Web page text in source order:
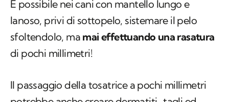
È possibile nei cani con mantello lungo e
lanoso, privi di sottopelo, sistemare il pelo
sfoltendolo, ma mai effettuando una rasatura
di pochi millimetri!
Il passaggio della tosatrice a pochi millimetri